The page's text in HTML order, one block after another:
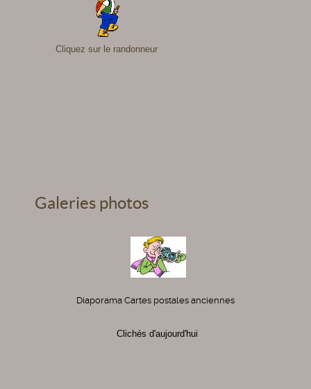
Cliquez sur le randonneur
Galeries photos
Diaporama Cartes postales anciennes
Clichés d'aujourd'hui